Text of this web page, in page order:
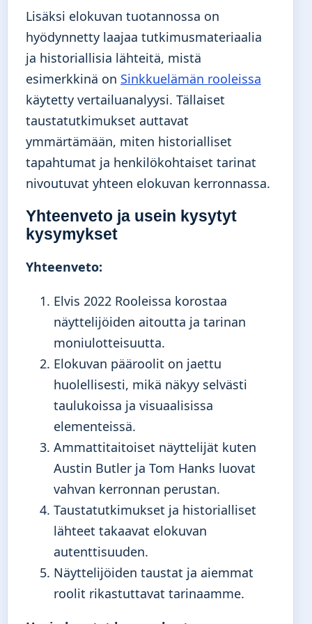
Lisäksi elokuvan tuotannossa on
hyödynnetty laajaa tutkimusmateriaalia
ja historiallisia lähteitä, mistä
esimerkkinä on Sinkkuelämän rooleissa
käytetty vertailuanalyysi. Tällaiset
taustatutkimukset auttavat
ymmärtämään, miten historialliset
tapahtumat ja henkilökohtaiset tarinat
nivoutuvat yhteen elokuvan kerronnassa.
Yhteenveto ja usein kysytyt
kysymykset
Yhteenveto:
Elvis 2022 Rooleissa korostaa
näyttelijöiden aitoutta ja tarinan
moniulotteisuutta.
Elokuvan pääroolit on jaettu
huolellisesti, mikä näkyy selvästi
taulukoissa ja visuaalisissa
elementeissä.
Ammattitaitoiset näyttelijät kuten
Austin Butler ja Tom Hanks luovat
vahvan kerronnan perustan.
Taustatutkimukset ja historialliset
lähteet takaavat elokuvan
autenttisuuden.
Näyttelijöiden taustat ja aiemmat
roolit rikastuttavat tarinaamme.